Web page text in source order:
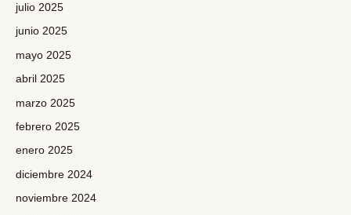
julio 2025
junio 2025
mayo 2025
abril 2025
marzo 2025
febrero 2025
enero 2025
diciembre 2024
noviembre 2024